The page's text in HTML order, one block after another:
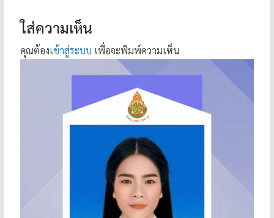
ใส่ความเห็น
คุณต้องเข้าสู่ระบบ เพื่อจะพิมพ์ความเห็น